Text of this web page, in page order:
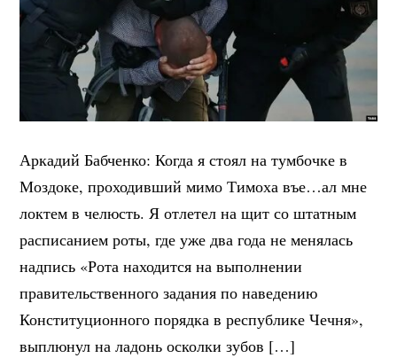
Аркадий Бабченко: Когда я стоял на тумбочке в
Моздоке, проходивший мимо Тимоха въе…ал мне
локтем в челюсть. Я отлетел на щит со штатным
расписанием роты, где уже два года не менялась
надпись «Рота находится на выполнении
правительственного задания по наведению
Конституционного порядка в республике Чечня»,
выплюнул на ладонь осколки зубов […]